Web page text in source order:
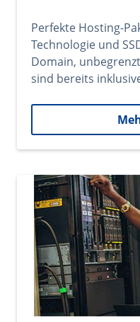
Perfekte Hosting-
Technologie und
Domain,
sind bereits